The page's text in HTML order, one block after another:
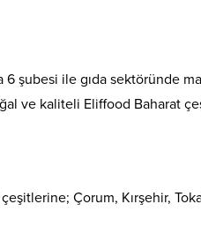
şubesi ile gıda sektöründe
ve kaliteli Eliffood Baharat
Çorum, Kırşehir,